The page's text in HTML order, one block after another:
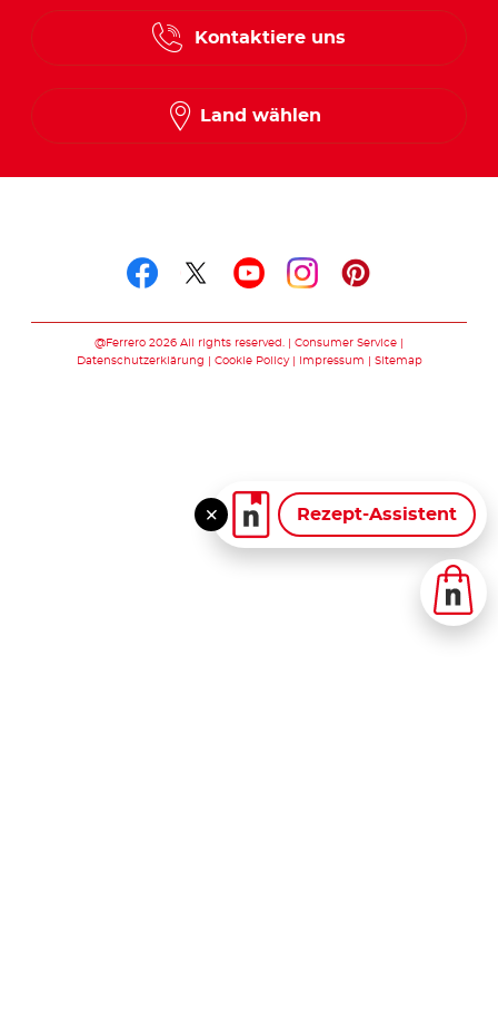
Rezept-Assistent
Kontaktiere uns
Land wählen
@Ferrero 2026 All rights reserved.
Consumer Service
Datenschutzerklärung
Cookie Policy Impressum Sitemap